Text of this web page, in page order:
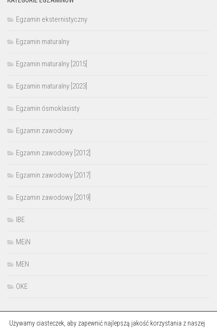
Egzamin eksternistyczny
Egzamin maturalny
Egzamin maturalny [2015]
Egzamin maturalny [2023]
Egzamin ósmoklasisty
Egzamin zawodowy
Egzamin zawodowy [2012]
Egzamin zawodowy [2017]
Egzamin zawodowy [2019]
IBE
MEiN
MEN
OKE
Używamy ciasteczek, aby zapewnić najlepszą jakość korzystania z naszej